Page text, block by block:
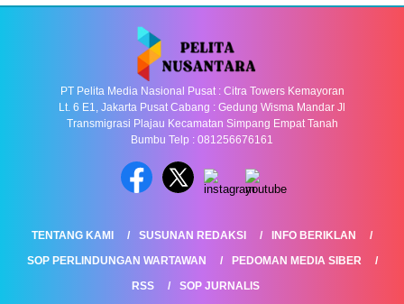
PT Pelita Media Nasional Pusat : Citra Towers Kemayoran
Lt. 6 E1, Jakarta Pusat Cabang : Gedung Wisma Mandar Jl
Transmigrasi Plajau Kecamatan Simpang Empat Tanah
Bumbu Telp : 081256676161
TENTANG KAMI SUSUNAN REDAKSI
INFO BERIKLAN
SOP PERLINDUNGAN WARTAWAN
PEDOMAN MEDIA SIBER
RSS
SOP JURNALIS